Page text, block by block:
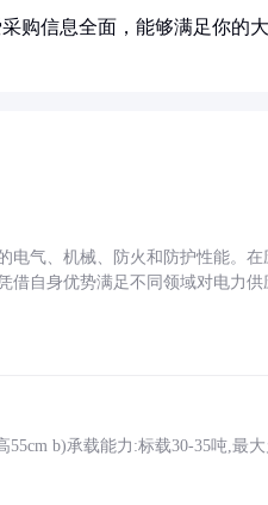
购信息全面，能够满足你的大
电气、机械、防火和防护性能。在
借自身优势满足不同领域对电力供
55cm b)承载能力:标载30-35吨,最